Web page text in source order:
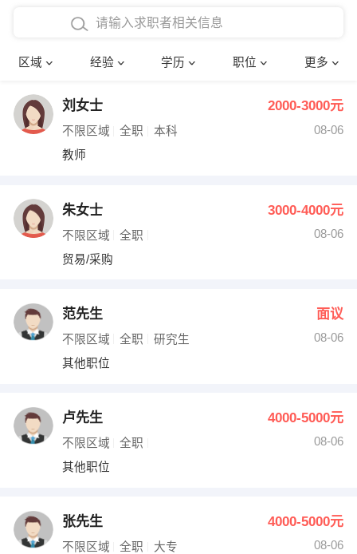
区域 经验 学历 职位 更多
在校学生工作经验
四年以上工作经验
五年以上工作经验
博士
文员 护士
财务会计
网络IT
收银员
水电/机修
编辑 法律
其他职位
确定
刘女士 2000-3000元
不限区域 全职 本科
08-06
教师
朱女士 3000-4000元
不限区域 全职
08-06
贸易/采购
范先生 面议
不限区域 全职 研究生
08-06
其他职位
卢先生 4000-5000元
不限区域 全职
08-06
其他职位
张先生 4000-5000元
不限区域 全职 大专
08-06